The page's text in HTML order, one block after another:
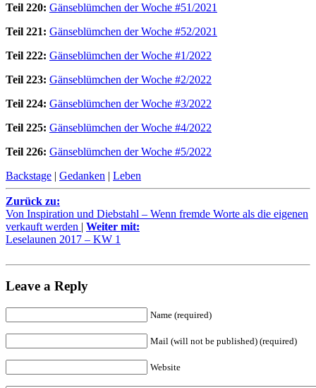
Teil 220: Gänseblümchen der Woche #51/2021
Teil 221: Gänseblümchen der Woche #52/2021
Teil 222: Gänseblümchen der Woche #1/2022
Teil 223: Gänseblümchen der Woche #2/2022
Teil 224: Gänseblümchen der Woche #3/2022
Teil 225: Gänseblümchen der Woche #4/2022
Teil 226: Gänseblümchen der Woche #5/2022
Backstage | Gedanken | Leben
Zurück zu:
Von Inspiration und Diebstahl – Wenn fremde Worte als die eigenen
verkauft werden | Weiter mit:
Leselaunen 2017 – KW 1
Leave a Reply
Name (required)
Mail (will not be published) (required)
Website